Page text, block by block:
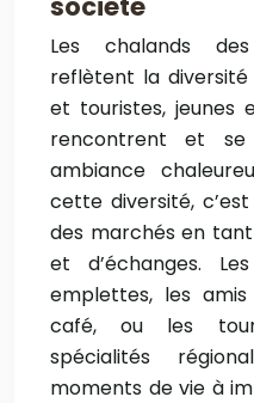
Les chalands
reflètent la diversité
et touristes, jeunes
rencontrent et se
ambiance
cette diversité,
des marchés en
et d’échanges.
emplettes, les
café, ou les
spécialités
moments de vie à